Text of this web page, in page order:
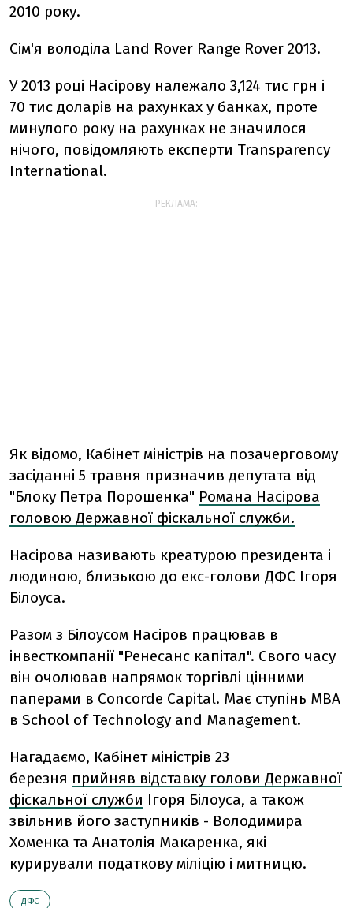
2010 року.
Сім'я володіла Land Rover Range Rover 2013.
У 2013 році Насірову належало 3,124 тис грн і
70 тис доларів на рахунках у банках, проте
минулого року на рахунках не значилося
нічого, повідомляють експерти Transparency
International.
РЕКЛАМА:
Як відомо, Кабінет міністрів на позачерговому
засіданні 5 травня призначив депутата від
"Блоку Петра Порошенка" Романа Насірова
головою Державної фіскальної служби.
Насірова називають креатурою президента і
людиною, близькою до екс-голови ДФС Ігоря
Білоуса.
Разом з Білоусом Насіров працював в
інвесткомпанії "Ренесанс капітал". Свого часу
він очолював напрямок торгівлі цінними
паперами в Concorde Capital. Має ступінь МВА
в School of Technology and Management.
Нагадаємо, Кабінет міністрів 23
березня прийняв відставку голови Державної
фіскальної служби Ігоря Білоуса, а також
звільнив його заступників - Володимира
Хоменка та Анатолія Макаренка, які
курирували податкову міліцію і митницю.
ДФС